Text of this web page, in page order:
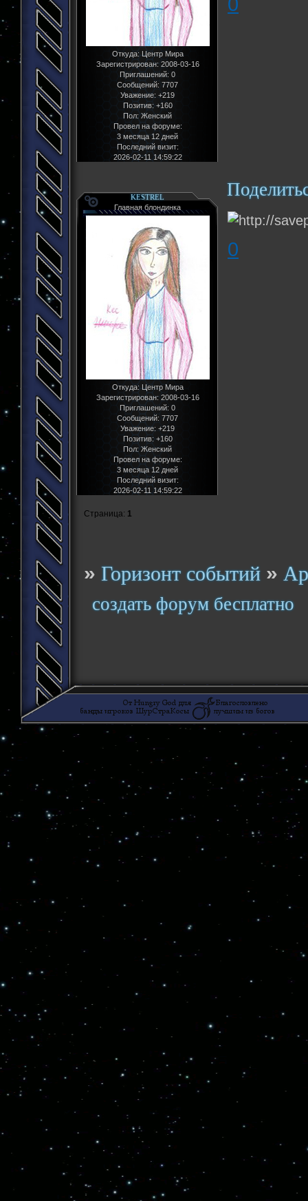
Откуда:Центр Мира
Зарегистрирован: 2008-03-16
Приглашений: 0
Сообщений: 7707
Уважение: +219
Позитив: +160
Пол:Женский
Провел на форуме:
3 месяца 12 дней
Последний визит:
2026-02-11 14:59:22
KESTREL
Главная блондинка
Откуда:Центр Мира
Зарегистрирован: 2008-03-16
Приглашений: 0
Сообщений: 7707
Уважение: +219
Позитив: +160
Пол:Женский
Провел на форуме:
3 месяца 12 дней
Последний визит:
2026-02-11 14:59:22
0
Страница: 1
»Горизонт событий »
создать форум бесплатно